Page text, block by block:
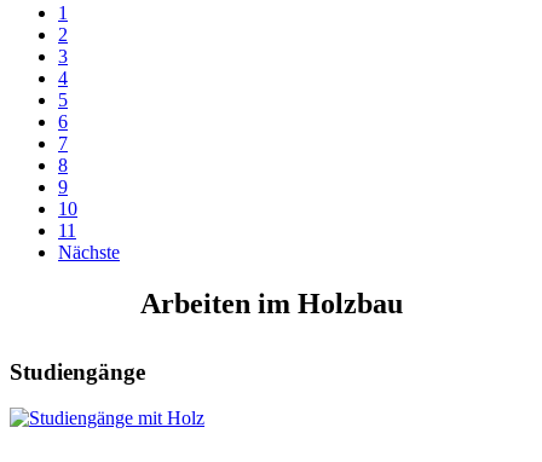
1
2
3
4
5
6
7
8
9
10
11
Nächste
Arbeiten im Holzbau
Studiengänge